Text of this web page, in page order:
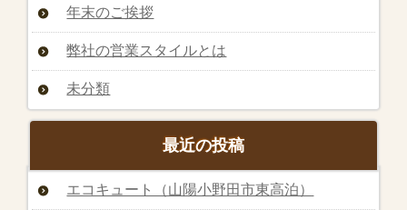
年末のご挨拶
弊社の営業スタイルとは
未分類
最近の投稿
エコキュート（山陽小野田市東高泊）